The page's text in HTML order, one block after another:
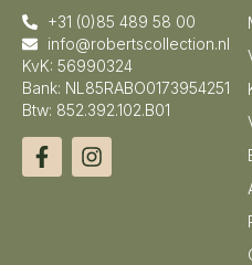
+31 (0)85 489 58 00
info@robertscollection.nl
KvK: 56990324
Bank: NL85RABO0173954251
Btw: 852.392.102.B01